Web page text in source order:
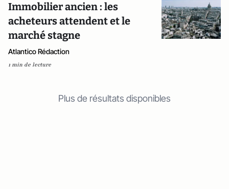
Immobilier ancien : les
acheteurs attendent et le
marché stagne
Atlantico Rédaction
1 min de lecture
Plus de résultats disponibles